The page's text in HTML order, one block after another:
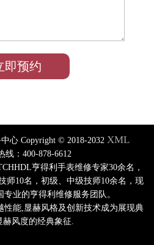
心 Copyright © 2018-2032 XML
线：400-878-6612
亨得利手表维修专家30余名，
师10名，初级、中级技师10余名，现
业的亨得利维修服务团队。
性能,显赫风格及创新技术成为展现典
赫风度的经典象征.